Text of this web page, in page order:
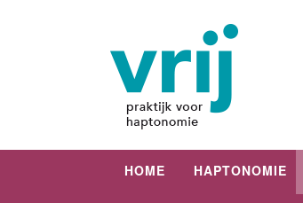
HOME HAPTONOMIE